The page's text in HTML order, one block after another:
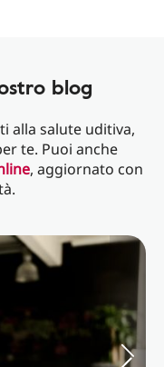
blog
alla salute uditiva,
te. Puoi anche
, aggiornato con